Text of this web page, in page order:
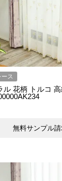
ース
ル 花柄 トルコ
無料サンプル